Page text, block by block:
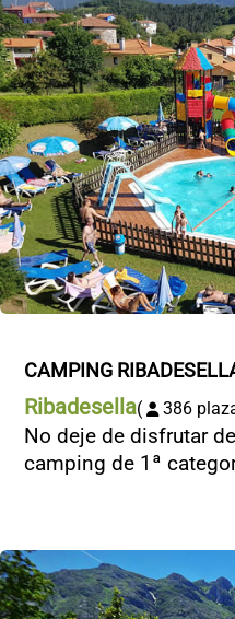
CAMPING
Ribadesella( 386
No deje de disfrutar
camping de 1ª